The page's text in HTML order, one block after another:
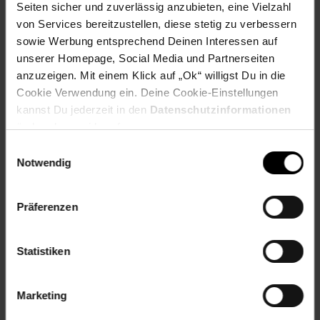
Seiten sicher und zuverlässig anzubieten, eine Vielzahl
von Services bereitzustellen, diese stetig zu verbessern
sowie Werbung entsprechend Deinen Interessen auf
unserer Homepage, Social Media und Partnerseiten
anzuzeigen. Mit einem Klick auf „Ok“ willigst Du in die
Cookie Verwendung ein. Deine Cookie-Einstellungen
kannst Du jederzeit in den Datenschutzinformationen
ändern bzw. widerrufen.
Notwendig
Präferenzen
Statistiken
Marketing
digitalen Alltag einen besonderen Charme und sichern Sie
sich dieses exklusive Schlümpfe USB-Flash-Laufwerk. Es
ist nicht nur ein praktisches Speichermedium, sondern auch
ein begehrtes Sammlerstück für alle Schlümpfe-Fans.
Lieferumfang USB-Flash-Laufwerk, Bedienungsanleitung
Artikelnummer: 3097393000
EAN: 0619659217631